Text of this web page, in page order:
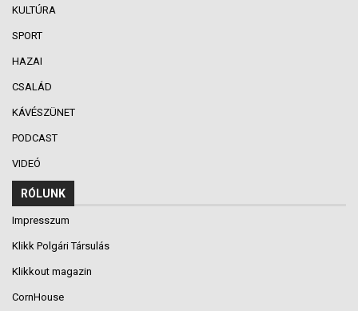
KULTÚRA
SPORT
HAZAI
CSALÁD
KÁVÉSZÜNET
PODCAST
VIDEÓ
RÓLUNK
Impresszum
Klikk Polgári Társulás
Klikkout magazin
CornHouse